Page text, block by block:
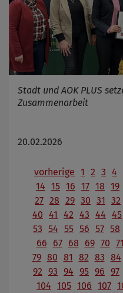
Stadt und AOK PLUS
Zusammenarbeit
20.02.2026
vorherige 1 2 3 4
14 15 16 17 18 19
27 28 29 30 31 32
40 41 42 43 44 45
53 54 55 56 57 58
66
67 68 69 70 71
79 80 81 82 83 84
92 93 94 95 96 97
104 105 106 107